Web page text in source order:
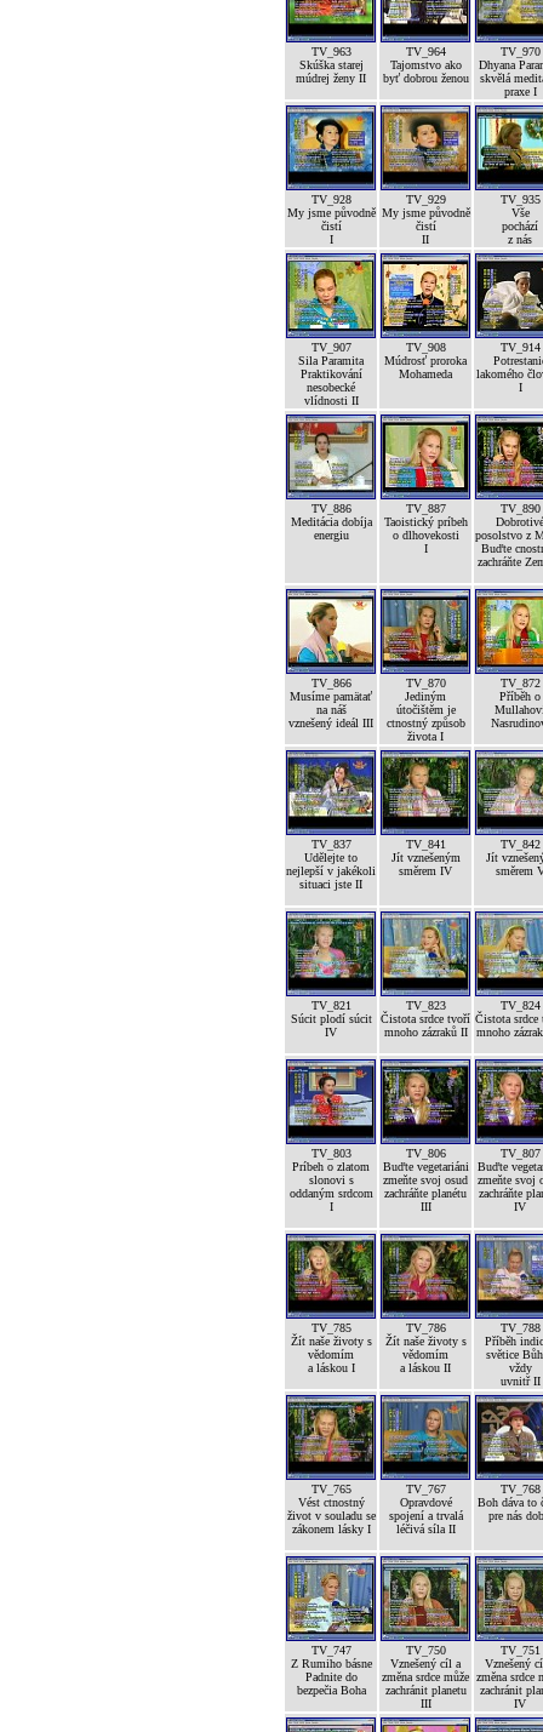
TV_963
Skúška starej
múdrej ženy II
TV_964
Tajomstvo ako
byť dobrou ženou
TV_970
Dhyana
skvělá
praxe I
TV_928
My jsme původně
čistí
I
TV_929
My jsme původně
čistí
II
TV_935
Vše
pochází
z nás
TV_907
Sila Paramita
Praktikování
nesobecké
vlídnosti II
TV_908
Múdrosť proroka
Mohameda
TV_914
lakomého
I
TV_886
Meditácia dobíja
energiu
TV_887
Taoistický príbeh
o dlhovekosti
I
TV_890
Dobrotivé
posolstvo z
Buďte
zachráňte
TV_866
Musíme pamätať
na náš
vznešený ideál III
TV_870
Jediným
útočištěm je
ctnostný způsob
života I
TV_872
Příběh o
TV_837
Udělejte to
nejlepší v jakékoli
situaci jste II
TV_841
Jít vznešeným
směrem IV
TV_842
Jít
směrem
TV_821
Súcit plodí súcit
IV
TV_823
Čistota srdce tvoří
mnoho zázraků II
TV_824
Čistota srdce
mnoho
TV_803
Príbeh o zlatom
slonovi s
oddaným srdcom
I
TV_806
Buďte vegetariáni
zmeňte svoj osud
zachráňte planétu
III
TV_807
Buďte
zmeňte svoj
zachráňte
IV
TV_785
Žít naše životy s
vědomím
a láskou I
TV_786
Žít naše životy s
vědomím
a láskou II
TV_788
Příběh
světice
vždy
uvnitř II
TV_765
Vést ctnostný
život v souladu se
zákonem lásky I
TV_767
Opravdové
spojení a trvalá
léčivá síla II
TV_768
Boh dáva to
pre nás
TV_747
Z Rumiho básne
Padnite do
bezpečia Boha
TV_750
Vznešený cíl a
změna srdce může
zachránit planetu
III
TV_751
Vznešený
změna srdce
zachránit
IV